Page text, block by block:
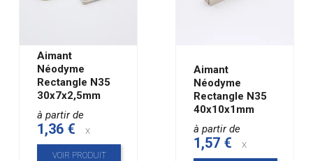
Aimant
Néodyme
Rectangle N35
30x7x2,5mm
à partir de
1,36 € x
VOIR PRODUIT
Aimant
Néodyme
Rectangle N35
40x10x1mm
à partir de
1,57 € x